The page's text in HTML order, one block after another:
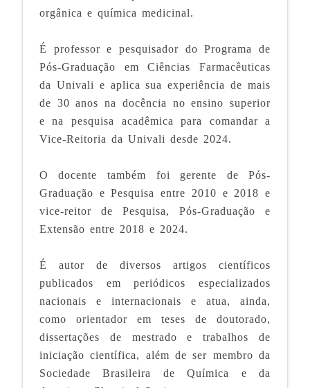
orgânica e química medicinal.
É professor e pesquisador do Programa de
Pós-Graduação em Ciências Farmacêuticas
da Univali e aplica sua experiência de mais
de 30 anos na docência no ensino superior
e na pesquisa acadêmica para comandar a
Vice-Reitoria da Univali desde 2024.
O docente também foi gerente de Pós-
Graduação e Pesquisa entre 2010 e 2018 e
vice-reitor de Pesquisa, Pós-Graduação e
Extensão entre 2018 e 2024.
É autor de diversos artigos científicos
publicados em periódicos especializados
nacionais e internacionais e atua, ainda,
como orientador em teses de doutorado,
dissertações de mestrado e trabalhos de
iniciação científica, além de ser membro da
Sociedade Brasileira de Química e da